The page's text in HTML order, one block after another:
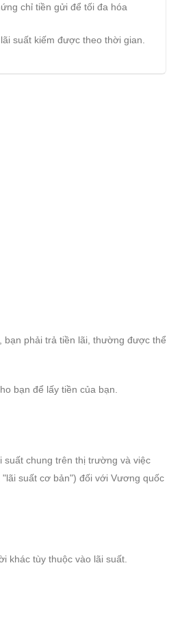
chỉ tiền gửi để tối đa hóa
suất kiếm được theo thời gian.
bạn phải trả tiền lãi, thường được thể
bạn để lấy tiền của bạn.
suất chung trên thị trường và việc
suất cơ bản") đối với Vương quốc
khác tùy thuộc vào lãi suất.